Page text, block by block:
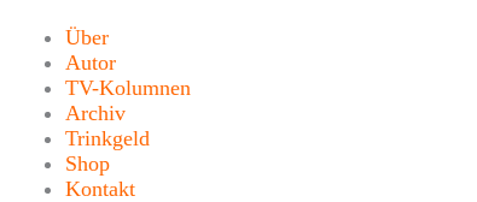
Inhalt
springen
Über
Autor
TV-Kolumnen
Archiv
Trinkgeld
Shop
Kontakt